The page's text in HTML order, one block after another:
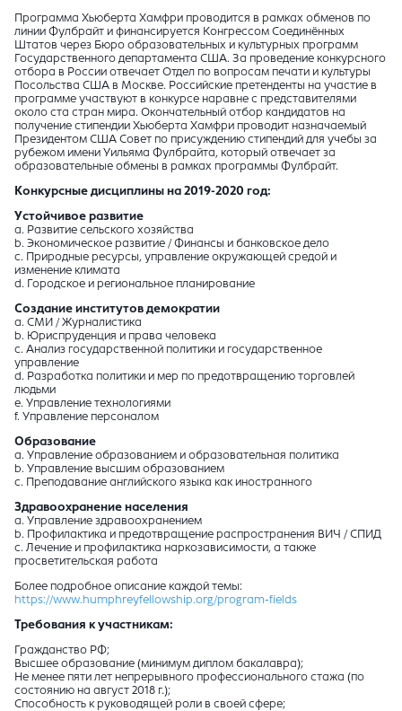
Программа Хьюберта Хамфри проводится в рамках обменов по
линии Фулбрайт и финансируется Конгрессом Соединённых
Штатов через Бюро образовательных и культурных программ
Государственного департамента США. За проведение конкурсного
отбора в России отвечает Отдел по вопросам печати и культуры
Посольства США в Москве. Российские претенденты на участие в
программе участвуют в конкурсе наравне с представителями
около ста стран мира. Окончательный отбор кандидатов на
получение стипендии Хьюберта Хамфри проводит назначаемый
Президентом США Совет по присуждению стипендий для учебы за
рубежом имени Уильяма Фулбрайта, который отвечает за
образовательные обмены в рамках программы Фулбрайт.
Конкурсные дисциплины на 2019-2020 год:
Устойчивое развитие
a. Развитие сельского хозяйства
b. Экономическое развитие / Финансы и банковское дело
c. Природные ресурсы, управление окружающей средой и
изменение климата
d. Городское и региональное планирование
Создание институтов демократии
a. СМИ / Журналистика
b. Юриспруденция и права человека
c. Анализ государственной политики и государственное
управление
d. Разработка политики и мер по предотвращению торговлей
людьми
e. Управление технологиями
f. Управление персоналом
Образование
a. Управление образованием и образовательная политика
b. Управление высшим образованием
c. Преподавание английского языка как иностранного
Здравоохранение населения
a. Управление здравоохранением
b. Профилактика и предотвращение распространения ВИЧ / СПИД
c. Лечение и профилактика наркозависимости, а также
просветительская работа
Более подробное описание каждой темы:
https://www.humphreyfellowship.org/program-fields
Требования к участникам:
Гражданство РФ;
Высшее образование (минимум диплом бакалавра);
Не менее пяти лет непрерывного профессионального стажа (по
состоянию на август 2018 г.);
Способность к руководящей роли в своей сфере;